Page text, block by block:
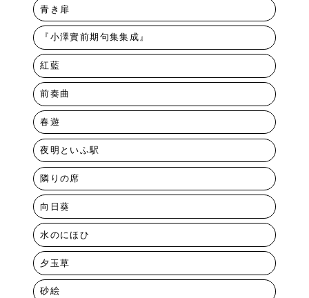
青き扉
『小澤實前期句集集成』
紅藍
前奏曲
春遊
夜明といふ駅
隣りの席
向日葵
水のにほひ
夕玉草
砂絵